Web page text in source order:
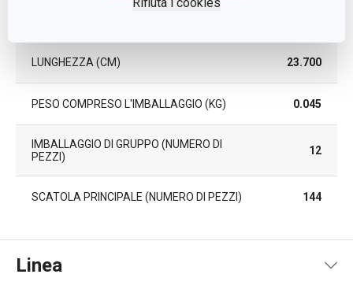
LUNGHEZZA (CM) 23.700
PESO COMPRESO L'IMBALLAGGIO (KG) 0.045
IMBALLAGGIO DI GRUPPO (NUMERO DI
PEZZI)
12
SCATOLA PRINCIPALE (NUMERO DI PEZZI) 144
Linea